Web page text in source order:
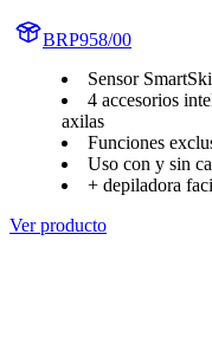
BRP958/00
Sensor
4 accesorios
axilas
Funciones
Uso con y sin
+ depiladora
Ver producto